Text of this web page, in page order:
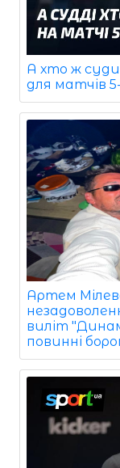
А хто ж
для матчів
Артем
виліт
повинні